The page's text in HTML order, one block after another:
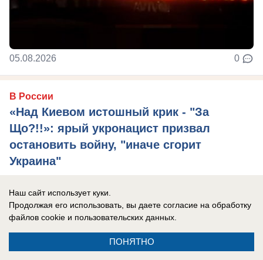
05.08.2026 0
В России
«Над Киевом истошный крик - "За
Що?!!»: ярый укронацист призвал
остановить войну, "иначе сгорит
Украина"
складов гипермаркетов в Незалежной для
тайного хранения вооружений.
Наш сайт использует куки.
Продолжая его использовать, вы даете согласие на обработку
файлов cookie и пользовательских данных.
ПОНЯТНО